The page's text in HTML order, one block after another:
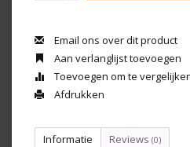
Email ons over dit product
Aan verlanglijst toevoegen
Toevoegen om te
Afdrukken
Informatie Reviews (0)